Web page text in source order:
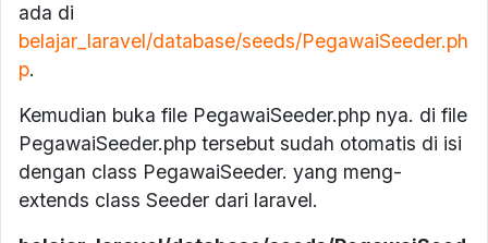
ada di
belajar_laravel/database/seeds/PegawaiSeeder.ph
p.
Kemudian buka file PegawaiSeeder.php nya. di file
PegawaiSeeder.php tersebut sudah otomatis di isi
dengan class PegawaiSeeder. yang meng-
extends class Seeder dari laravel.